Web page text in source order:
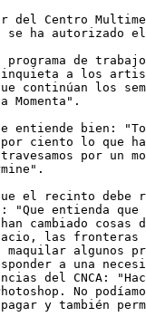
del Centro
se ha autorizado
de
a los
continúan los
entiende bien:
ciento lo que
por un
el recinto debe
entienda que
cambiado
las
maquilar algunos
a una
del CNCA:
No
y también